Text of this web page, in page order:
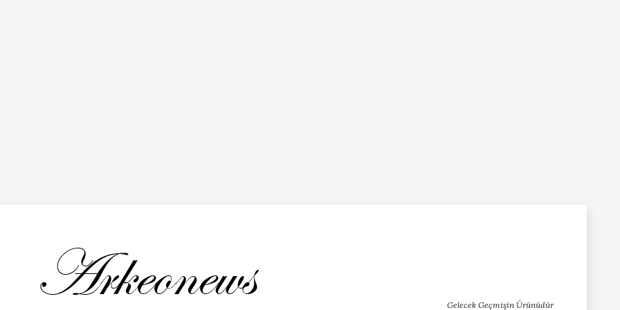
Gelecek Geçmişin Ürünüdür